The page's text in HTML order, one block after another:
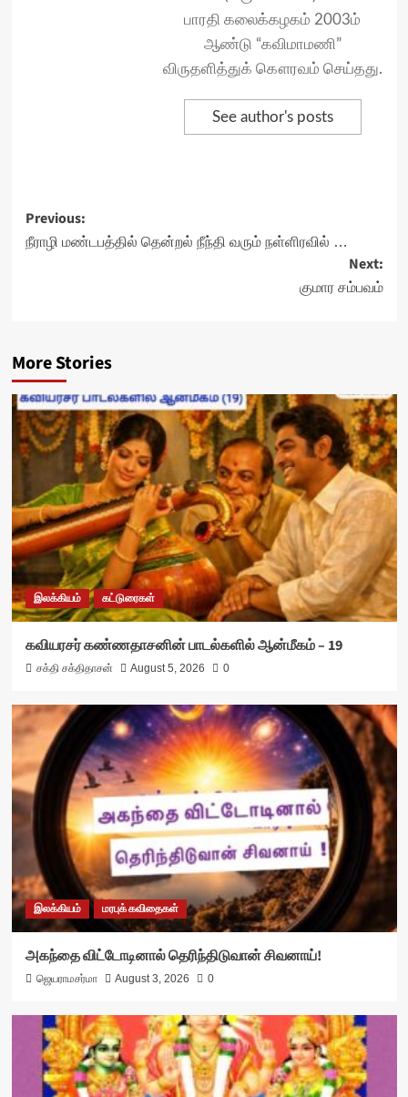
பாரதி கலைக்கழகம் 2003ம்
ஆண்டு “கவிமாமணி”
விருதளித்துக் கௌரவம் செய்தது.
See author's posts
Post
navigation
Previous:
நீராழி மண்டபத்தில் தென்றல் நீந்தி வரும் நள்ளிரவில் …
Next:
குமார சம்பவம்
More Stories
இலக்கியம் கட்டுரைகள்
கவியரசர் கண்ணதாசனின் பாடல்களில் ஆன்மீகம் – 19
சக்தி சக்திதாசன் August 5, 2026 0
இலக்கியம் மரபுக் கவிதைகள்
அகந்தை விட்டோடினால் தெரிந்திடுவான் சிவனாய்!
ஜெயராமசர்மா August 3, 2026 0